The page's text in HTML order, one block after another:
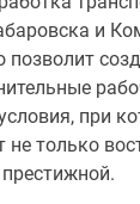
и
позволит
при
не только